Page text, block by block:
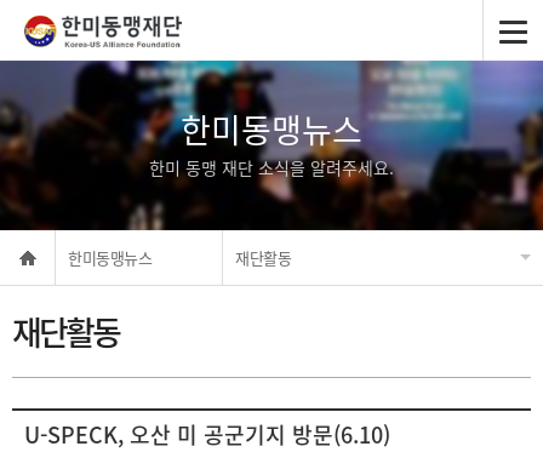
한미동맹뉴스
한미 동맹 재단 소식을 알려주세요.
한미동맹뉴스 재단활동
재단활동
U-SPECK, 오산 미 공군기지 방문(6.10)